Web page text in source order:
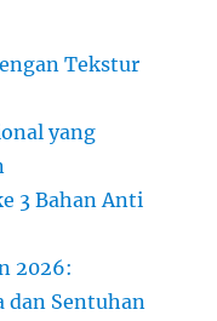
Tekstur
yang
3 Bahan Anti
2026:
dan Sentuhan